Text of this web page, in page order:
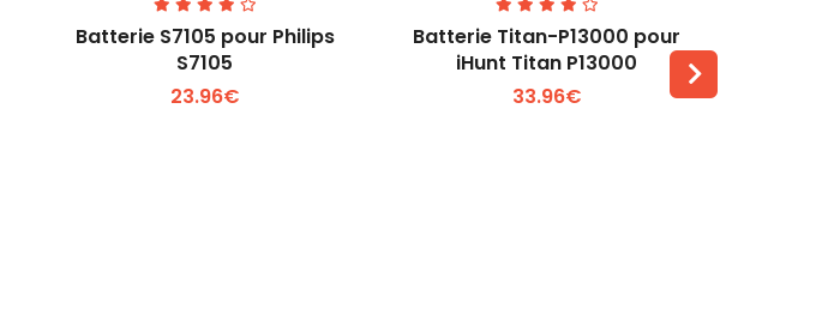
Voir plus +
Batterie S7105 pour Philips
S7105
23.96€
Voir plus +
Batterie Titan-P13000 pour
iHunt Titan P13000
33.96€